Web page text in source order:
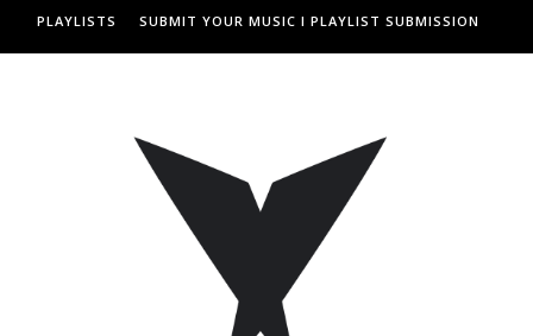
PLAYLISTS SUBMIT YOUR MUSIC I PLAYLIST SUBMISSION